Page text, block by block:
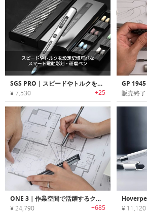
SGS PRO｜スピードやトルクを設定記憶可能なスマート電動彫刻・研磨ペン
¥ 7,530 +25 販売終了
ONE 3｜作業空間で活躍するクラッチペンが収納可能な水平器搭載3面ルーラー「ワンスリー」
¥ 24,790 +685 ¥ 11,120